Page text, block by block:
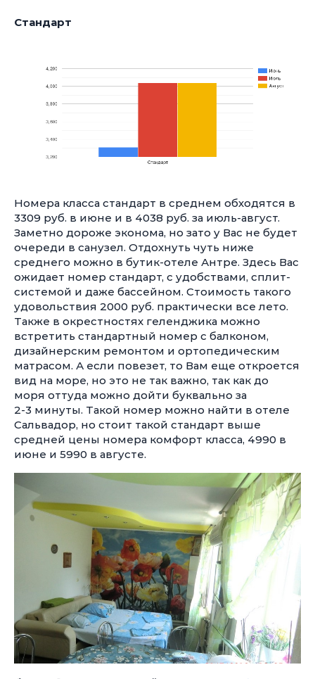
Стандарт
Номера класса стандарт в среднем обходятся в
3309 руб. в июне и в 4038 руб. за июль-август.
Заметно дороже эконома, но зато у Вас не будет
очереди в санузел. Отдохнуть чуть ниже
среднего можно в бутик-отеле Антре. Здесь Вас
ожидает номер стандарт, с удобствами, сплит-
системой и даже бассейном. Стоимость такого
удовольствия 2000 руб. практически все лето.
Также в окрестностях геленджика можно
встретить стандартный номер с балконом,
дизайнерским ремонтом и ортопедическим
матрасом. А если повезет, то Вам еще откроется
вид на море, но это не так важно, так как до
моря оттуда можно дойти буквально за
2-3 минуты. Такой номер можно найти в отеле
Сальвадор, но стоит такой стандарт выше
средней цены номера комфорт класса, 4990 в
июне и 5990 в августе.